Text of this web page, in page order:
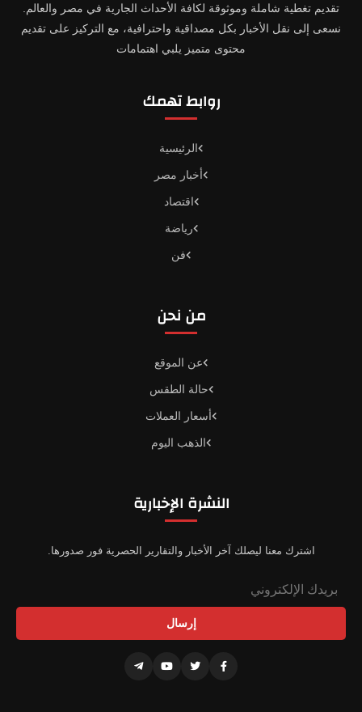
تقديم تغطية شاملة وموثوقة لكافة الأحداث الجارية في مصر والعالم.
نسعى إلى نقل الأخبار بكل مصداقية واحترافية، مع التركيز على تقديم
محتوى متميز يلبي اهتمامات
روابط تهمك
الرئيسية
أخبار مصر
اقتصاد
رياضة
فن
من نحن
عن الموقع
حالة الطقس
أسعار العملات
الذهب اليوم
النشرة الإخبارية
اشترك معنا ليصلك آخر الأخبار والتقارير الحصرية فور صدورها.
إرسال